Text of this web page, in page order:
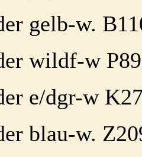
gelb-w.
wildf-w
e/dgr-w
blau-w.